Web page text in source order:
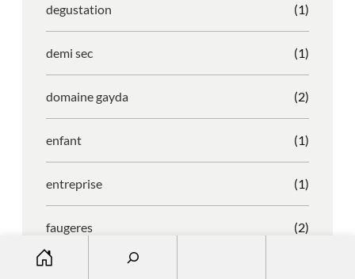
degustation (1)
demi sec (1)
domaine gayda (2)
enfant (1)
entreprise (1)
faugeres (2)
faustino